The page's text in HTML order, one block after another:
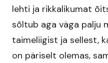
lehti ja rikkalikumat
sõltub aga väga palju
taimeliigist ja sellest,
on päriselt olemas,